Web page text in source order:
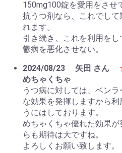
150mg100錠を愛用をさせ
抗うつ剤なら、これでし
れます。
引き続き、これを利用をし
鬱病を悪化させない。
2024/08/23
矢田 さん
めちゃくちゃ
うつ病に対しては、ベン
な効果を発揮しますから
うにはしております。
めちゃくちゃ優れた効果
らも期待は大ですね。
よろしくお願い致します。